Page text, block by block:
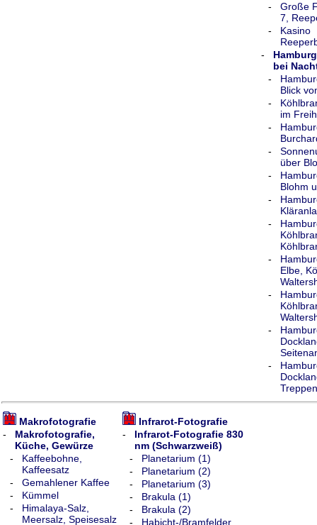
-
Große
7,
-
Kasino
-
bei
-
Blick
-
im
-
-
über
-
Blohm
-
-
-
Elbe,
-
-
-
Makrofotografie
-
Makrofotografie,
Küche, Gewürze
-
Kaffeebohne,
Kaffeesatz
-
Gemahlener Kaffee
-
Kümmel
-
Himalaya-Salz,
Meersalz, Speisesalz
Infrarot-Fotografie
-
Infrarot-Fotografie 830
nm (Schwarzweiß)
-
Planetarium (1)
-
Planetarium (2)
-
Planetarium (3)
-
Brakula (1)
-
Brakula (2)
-
Habicht-/Bramfelder